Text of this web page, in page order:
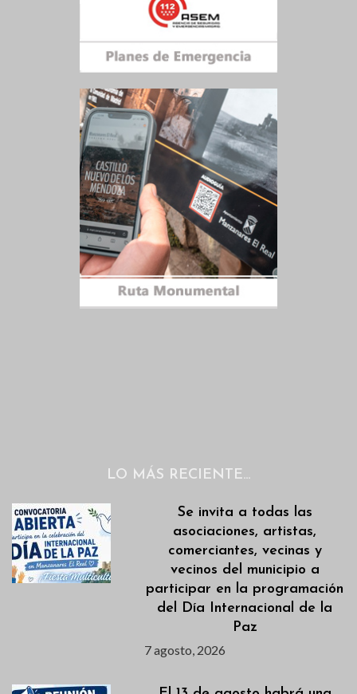
LO MÁS RECIENTE…
Se invita a todas las
asociaciones, artistas,
comerciantes, vecinas y
vecinos del municipio a
participar en la programación
del Día Internacional de la
Paz
7 agosto, 2026